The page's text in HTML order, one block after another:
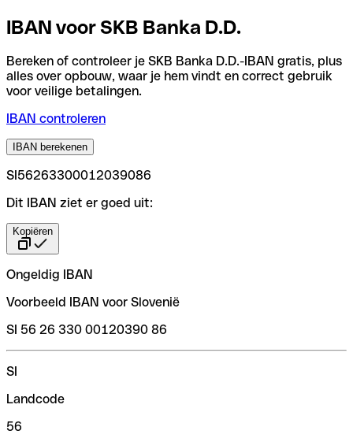
IBAN voor SKB Banka D.D.
Bereken of controleer je SKB Banka D.D.-IBAN gratis, plus
alles over opbouw, waar je hem vindt en correct gebruik
voor veilige betalingen.
IBAN controleren
IBAN berekenen
SI56263300012039086
Dit IBAN ziet er goed uit:
Kopiëren
Ongeldig IBAN
Voorbeeld IBAN voor Slovenië
SI 56 26 330 00120390 86
SI
Landcode
56